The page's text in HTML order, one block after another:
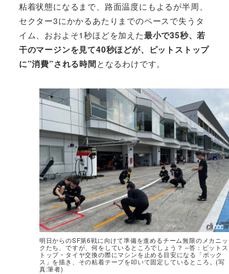
粘着状態になるまで、路面温度にもよるが半周、
セクター3にかかるあたりまでのペースで失うタ
イム、おおよそ1秒ほどを加えた最小で35秒、若
干のマージンを見て40秒ほどが、ピットストップ
に”消費”される時間となるわけです。
明日からのSF第6戦に向けて準備を進めるチーム無限のメカニッ
クたち、ですが、何をしているところでしょう？ –答：ピットス
トップ・タイヤ交換の際にマシンを止める目安になる「ボック
ス」を描き、その粘着テープを叩いて固定しているところ。(写
真:筆者)